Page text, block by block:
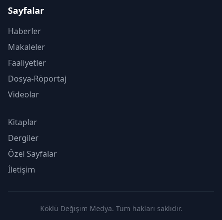
Sayfalar
Haberler
Makaleler
Faaliyetler
Dosya-Röportaj
Videolar
Kitaplar
Dergiler
Özel Sayfalar
İletişim
Köklü Değişim Medya. Tüm hakları saklıdır.